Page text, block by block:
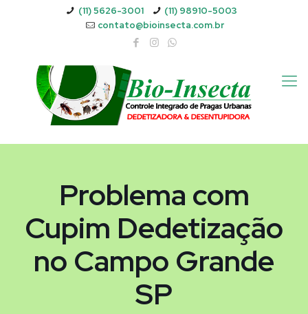
(11) 5626-3001
(11) 98910-5003
contato@bioinsecta.com.br
Problema com
Cupim Dedetização
no Campo Grande
SP